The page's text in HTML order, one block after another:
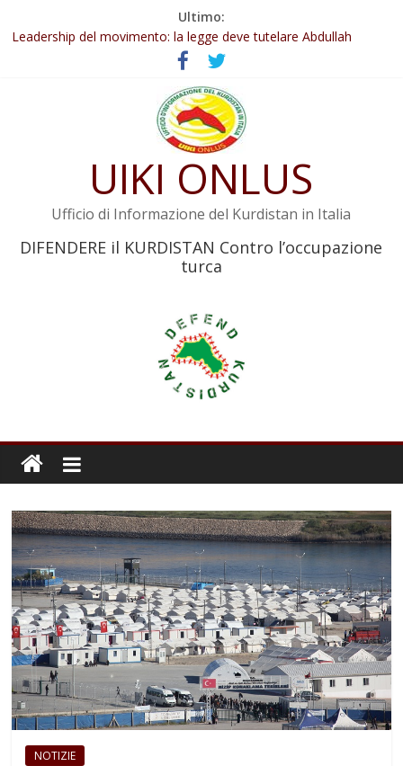
Ultimo:
Abdullah Öcalan: Le legge negativa deve essere trasformata in
legge positiva
Leadership del movimento: la legge deve tutelare Abdullah
Öcalan e l’intero movimento
Commissione donne del KNK: Şengal è di nuovo sotto minaccia
Non tenere conto della situazione di Rêber Apo ostacolerebbe
Il KNK chiede un’azione internazionale contro i crimini di guerra
UIKI ONLUS
Ufficio di Informazione del Kurdistan in Italia
DIFENDERE il KURDISTAN Contro l’occupazione
turca
NOTIZIE